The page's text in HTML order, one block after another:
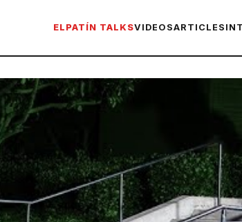
ELPATÍN TALKSVIDEOSARTICLES